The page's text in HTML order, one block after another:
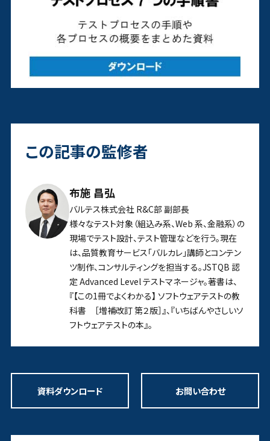
この記事の監修者
布施 昌弘
バルテス株式会社 R&C部 副部長
様々なテスト対象（組込み系、Web 系、金融系）の
現場でテスト設計、テスト管理などを行う。現在
は、品質教育サービス「バルカレ」講師とコンテン
ツ制作、コンサルティングを担当する。JSTQB 認
定 Advanced Level テストマネージャ。著書は、
『【この1冊でよくわかる】 ソフトウェアテストの教
科書 ［増補改訂 第２版］』、『いちばんやさしいソ
フトウェアテストの本』。
資料ダウンロード お問い合わせ